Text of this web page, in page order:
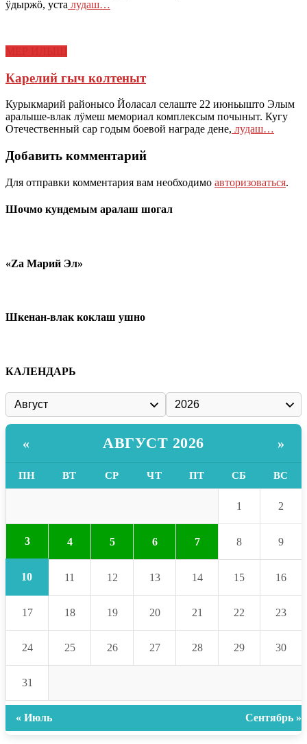
ӱдыржӧ, уста лудаш…
Карелий гыч колтеныт
Курыкмарий районысо Йоласал селаште 22 июньышто Элым
аралыше-влак лӱмеш мемориал комплексым почыныт. Кугу
Отечественный сар годым боевой награде дене, лудаш…
Добавить комментарий
Для отправки комментария вам необходимо авторизоваться.
Шочмо кундемым аралаш шогал
«Zа Марий Эл»
Шкенан-влак коклаш ушно
КАЛЕНДАРЬ
« АВГУСТ 2026 »
ПН ВТ СР ЧТ ПТ СБ ВС
1 2
3 4 5 6 7 8 9
10 11 12 13 14 15 16
17 18 19 20 21 22 23
24 25 26 27 28 29 30
31
« Июль Сентябрь »